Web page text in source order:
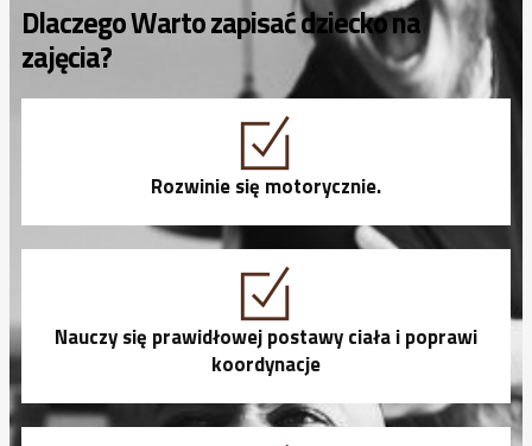
Dlaczego Warto zapisać dziecko na
zajęcia?
Rozwinie się motorycznie.
Nauczy się prawidłowej postawy ciała i poprawi
koordynacje